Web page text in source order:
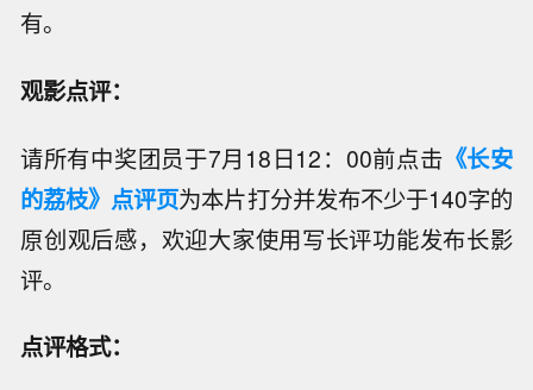
有。
观影点评：
请所有中奖团员于7月18日12：00前点击 《长安
的荔枝》点评页为本片打分并发布不少于140字的
原创观后感，欢迎大家使用写长评功能发布长影
评。
点评格式：